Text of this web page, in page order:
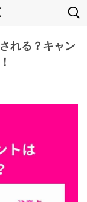
れる？キャン